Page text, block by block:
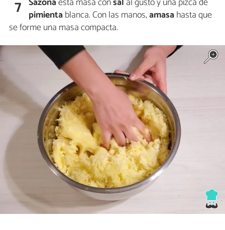
7 pimientablanca. Con las manos,amasahasta que
se forme una masa compacta.